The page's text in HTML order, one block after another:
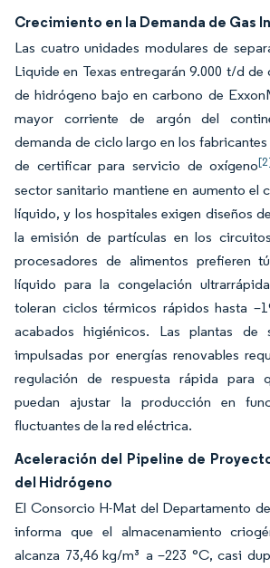
Crecimiento en la Demanda de Gas
Las cuatro unidades modulares de
Liquide en Texas entregarán 9.000 t/d
de hidrógeno bajo en carbono de
mayor corriente de argón del
demanda de ciclo largo en los
de certificar para servicio de oxígeno
sector sanitario mantiene en aumento el
líquido, y los hospitales exigen diseños
la emisión de partículas en los
procesadores de alimentos prefieren
líquido para la congelación
toleran ciclos térmicos rápidos hasta
acabados higiénicos. Las plantas de
impulsadas por energías renovables
regulación de respuesta rápida para
puedan ajustar la producción en
fluctuantes de la red eléctrica.
Aceleración del Pipeline de
del Hidrógeno
El Consorcio H-Mat del Departamento
informa que el almacenamiento
alcanza 73,46 kg/m³ a –223 °C, casi